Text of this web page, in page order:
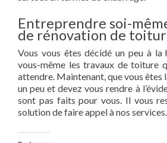
Entreprendre soi-
de rénovation de
Vous vous êtes décidé un peu à la
vous-même les travaux de toiture
attendre. Maintenant, que vous êtes
un peu et devez vous rendre à
sont pas faits pour vous. Il vous
solution de faire appel à nos services.